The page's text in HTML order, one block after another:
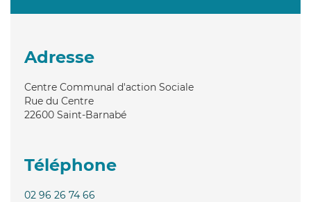
Adresse
Centre Communal d'action Sociale
Rue du Centre
22600 Saint-Barnabé
Téléphone
02 96 26 74 66